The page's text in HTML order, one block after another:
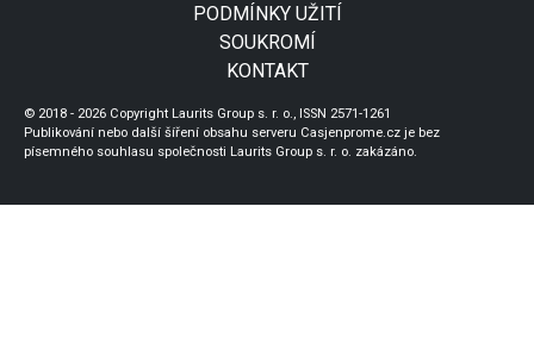
PODMÍNKY UŽITÍ
SOUKROMÍ
KONTAKT
© 2018 - 2026 Copyright Laurits Group s. r. o., ISSN 2571-1261
Publikování nebo další šíření obsahu serveru Casjenprome.cz je bez
písemného souhlasu společnosti Laurits Group s. r. o. zakázáno.